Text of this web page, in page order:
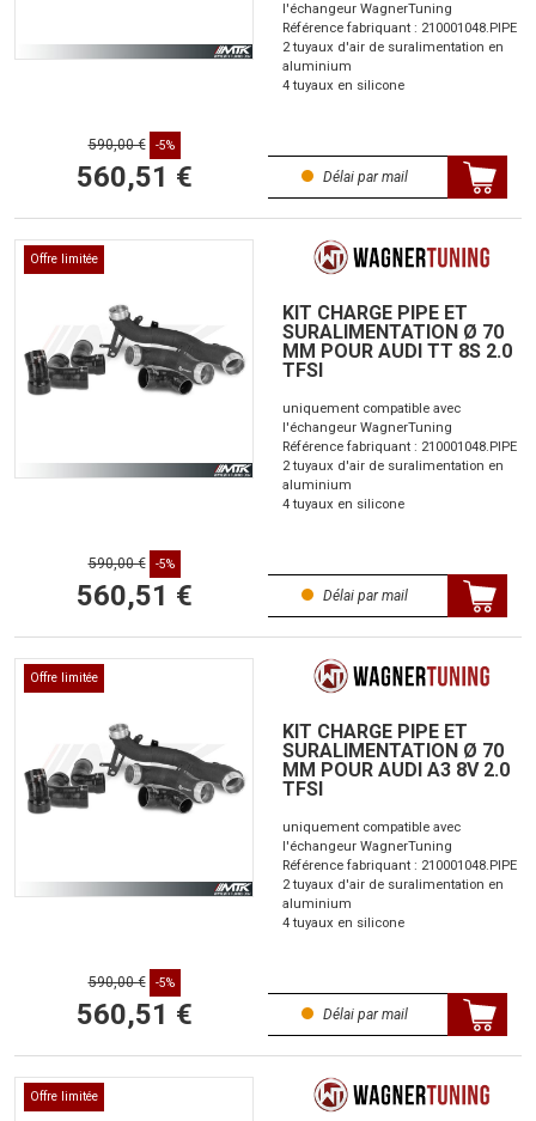
l'échangeur WagnerTuning
Référence fabriquant : 210001048.PIPE
2 tuyaux d'air de suralimentation en
aluminium
4 tuyaux en silicone
590,00 € -5%
560,51 € Délai par mail
Offre limitée
KIT CHARGE PIPE ET
SURALIMENTATION Ø 70
MM POUR AUDI TT 8S 2.0
TFSI
uniquement compatible avec
l'échangeur WagnerTuning
Référence fabriquant : 210001048.PIPE
2 tuyaux d'air de suralimentation en
aluminium
4 tuyaux en silicone
590,00 € -5%
560,51 € Délai par mail
Offre limitée
KIT CHARGE PIPE ET
SURALIMENTATION Ø 70
MM POUR AUDI A3 8V 2.0
TFSI
uniquement compatible avec
l'échangeur WagnerTuning
Référence fabriquant : 210001048.PIPE
2 tuyaux d'air de suralimentation en
aluminium
4 tuyaux en silicone
590,00 € -5%
560,51 € Délai par mail
Offre limitée